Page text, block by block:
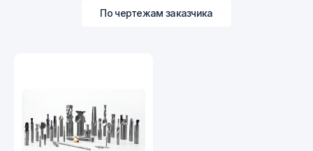
По чертежам заказчика